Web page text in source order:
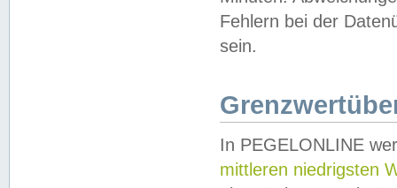
Fehlern bei der
sein.
In PEGELONLINE
mittleren niedrigsten